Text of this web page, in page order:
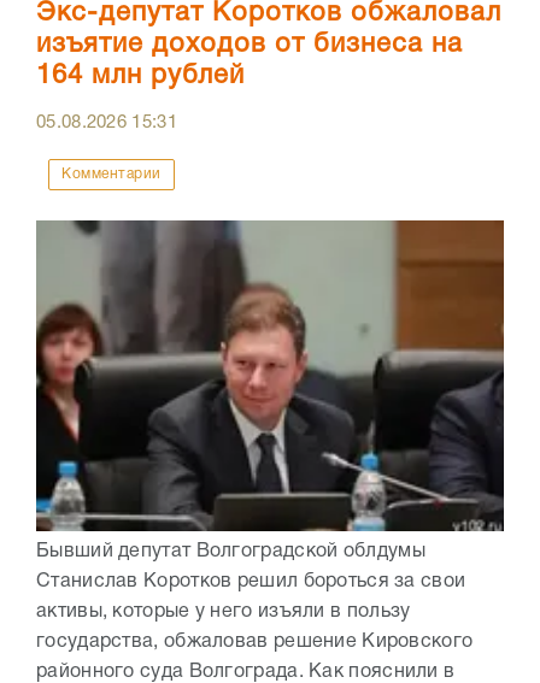
Экс-депутат Коротков обжаловал
изъятие доходов от бизнеса на
164 млн рублей
05.08.2026 15:31
Комментарии
Бывший депутат Волгоградской облдумы
Станислав Коротков решил бороться за свои
активы, которые у него изъяли в пользу
государства, обжаловав решение Кировского
районного суда Волгограда. Как пояснили в